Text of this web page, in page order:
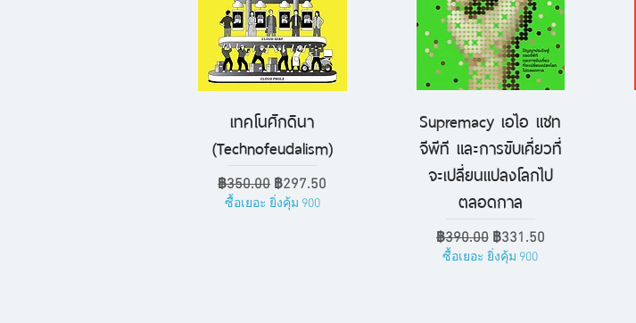
ดูข้อมูลด่วน
เทคโนศักดินา
(Technofeudalism)
ราคาปกติ
฿350.00 ราคาขายลด
฿297.50
ซื้อเยอะ ยิ่งคุ้ม 900
ดูข้อมูลด่วน
Supremacy เอไอ แชท
จีพีที และการขับเคี่ยวที่
จะเปลี่ยนแปลงโลกไป
ตลอดกาล
ราคาปกติ
฿390.00 ราคาขายลด
฿331.50
ซื้อเยอะ ยิ่งคุ้ม 900